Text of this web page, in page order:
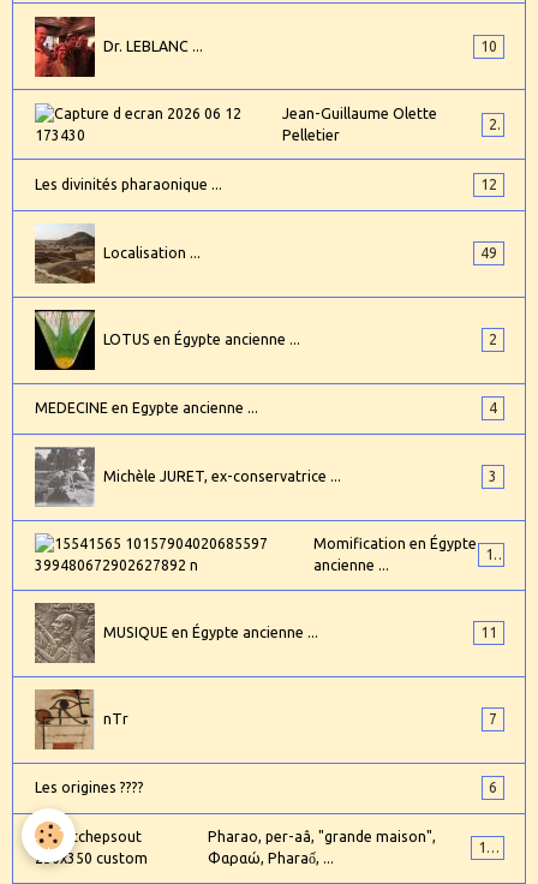
Dr. LEBLANC ... 10
Jean-Guillaume Olette
Pelletier
2
Les divinités pharaonique ... 12
Localisation ... 49
LOTUS en Égypte ancienne ... 2
MEDECINE en Egypte ancienne ... 4
Michèle JURET, ex-conservatrice ... 3
Momification en Égypte
ancienne ...
17
MUSIQUE en Égypte ancienne ... 11
nTr 7
Les origines ???? 6
Pharao, per-aâ, "grande maison",
Φαραώ, Pharaố, ...
101